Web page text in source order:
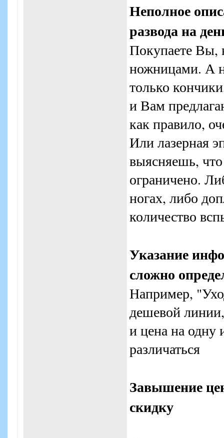
Неполное
развода на
Покупаете Вы,
ножницами. А
только
и Вам
как правило,
Или лазерная
выясняешь,
ограничено.
ногах, либо
количество
Указание
сложно
Например,
дешевой линии,
и цена на одну
различаться
Завышение
скидку